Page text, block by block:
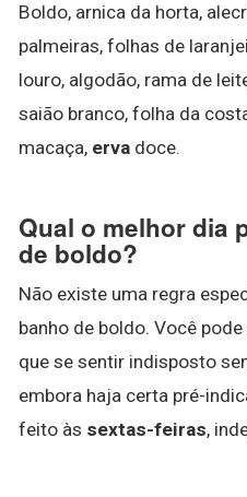
Boldo, arnica da horta,
palmeiras, folhas de
louro, algodão, rama de
saião branco, folha da
macaça, erva doce.
Qual o melhor dia
de boldo?
Não existe uma regra
banho de boldo. Você
que se sentir indisposto
embora haja certa pré-
feito às sextas-feiras,